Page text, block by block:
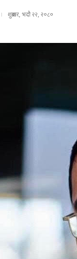
शुक्रबार, भदौ २२, २०८०